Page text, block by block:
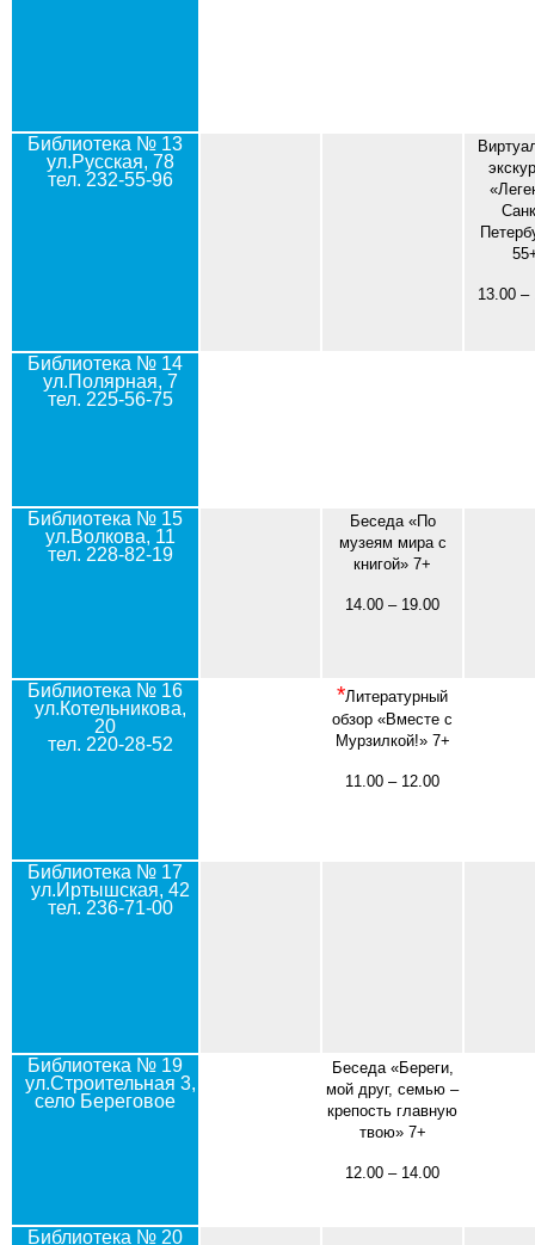
Библиотека № 13
ул.Русская, 78
тел. 232-55-96
13.00 –
Библиотека № 14
ул.Полярная, 7
тел. 225-56-75
Библиотека № 15
ул.Волкова, 11
тел. 228-82-19
Беседа «По
музеям мира с
книгой» 7+
14.00 – 19.00
Библиотека № 16
ул.Котельникова,
20
тел. 220-28-52
*Литературный
обзор «Вместе с
Мурзилкой!» 7+
11.00 – 12.00
Библиотека № 17
ул.Иртышская, 42
тел. 236-71-00
Библиотека № 19
ул.Строительная 3,
село Береговое
Беседа «Береги,
мой друг, семью –
крепость главную
твою» 7+
12.00 – 14.00
Библиотека № 20